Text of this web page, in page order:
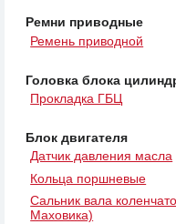
Ремни приводные
Ремень приводной
Головка блока
Прокладка ГБЦ
Блок двигателя
Датчик давления масла
Кольца поршневые
Сальник вала
Маховика)